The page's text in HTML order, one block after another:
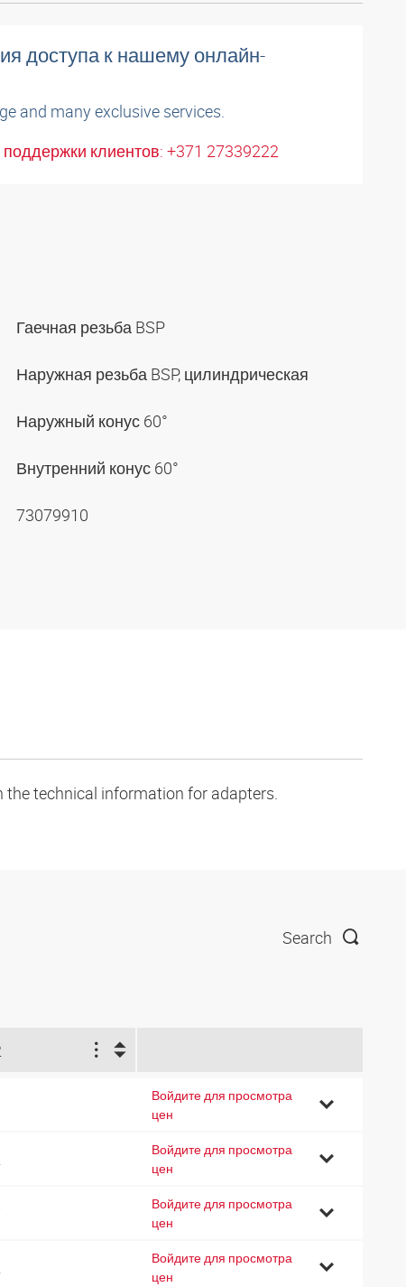
доступа к нашему онлайн-
and many exclusive services.
клиентов: +371 27339222
Гаечная резьба BSP
Наружная резьба BSP, цилиндрическая
Наружный конус 60°
Внутренний конус 60°
73079910
technical information for adapters.
Search
Войдите для просмотра
цен
Войдите для просмотра
цен
Войдите для просмотра
цен
Войдите для просмотра
цен